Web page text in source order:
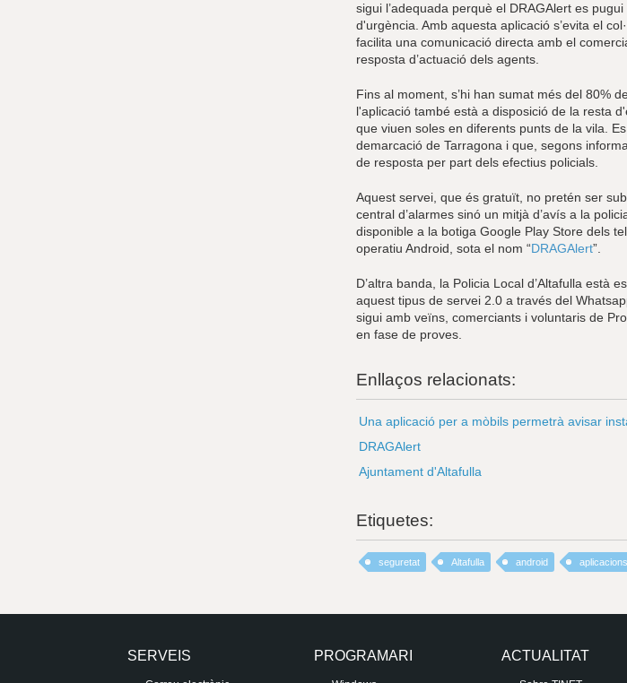
sigui l’adequada perquè el DRAGAlert es
d'urgència. Amb aquesta aplicació s’evita el
facilita una comunicació directa amb el
resposta d’actuació dels agents.
Fins al moment, s’hi han sumat més del 80%
l'aplicació també està a disposició de la resta
que viuen soles en diferents punts de la vila.
demarcació de Tarragona i que, segons
de resposta per part dels efectius policials.
Aquest servei, que és gratuït, no pretén ser
central d’alarmes sinó un mitjà d’avís a la
disponible a la botiga Google Play Store dels
operatiu Android, sota el nom “DRAGAlert”.
D’altra banda, la Policia Local d’Altafulla està
aquest tipus de servei 2.0 a través del
sigui amb veïns, comerciants i voluntaris de
en fase de proves.
Enllaços relacionats:
Una aplicació per a mòbils permetrà avisar
DRAGAlert
Ajuntament d'Altafulla
Etiquetes:
seguretat Altafulla android aplicacions
SERVEIS PROGRAMARI ACTUALITAT